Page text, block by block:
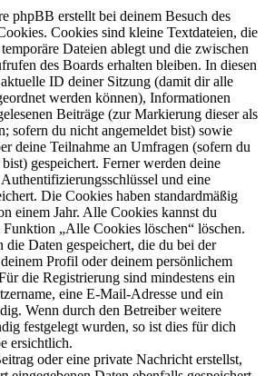
phpBB erstellt bei deinem Besuch des
Cookies sind kleine Textdateien, die
Dateien ablegt und die zwischen
des Boards erhalten bleiben. In diesen
ID deiner Sitzung (damit dir alle
werden können), Informationen
Beiträge (zur Markierung dieser als
sofern du nicht angemeldet bist) sowie
deine Teilnahme an Umfragen (sofern du
gespeichert. Ferner werden deine
und eine
Die Cookies haben standardmäßig
einem Jahr. Alle Cookies kannst du
Funktion „Alle Cookies löschen“ löschen.
die Daten gespeichert, die du bei der
Profil oder deinem persönlichem
die Registrierung sind mindestens ein
eine E-Mail-Adresse und ein
Wenn durch den Betreiber weitere
festgelegt wurden, so ist dies für dich
ersichtlich.
oder eine private Nachricht erstellst,